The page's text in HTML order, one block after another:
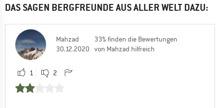
DAS SAGEN BERGFREUNDE AUS ALLER WELT DAZU:
Mahzad
30.12.2020
33% finden die Bewertungen
von Mahzad hilfreich
1 2